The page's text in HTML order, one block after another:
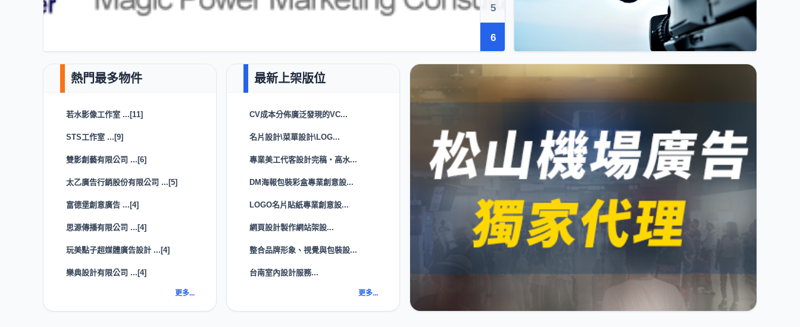
5
6
若水影像工作室 ...[11]
STS工作室 ...[9]
雙影創藝有限公司 ...[6]
太乙廣告行銷股份有限公司 ...[5]
富德堡創意廣告 ...[4]
思源傳播有限公司 ...[4]
玩美點子超媒體廣告設計 ...[4]
樂典設計有限公司 ...[4]
更多...
CV成本分佈廣泛發現的VC...
名片設計\菜單設計\LOG...
專業美工代客設計完稿‧高水...
DM海報包裝彩盒專業創意設...
LOGO名片貼紙專業創意設...
網頁設計製作網站架設...
整合品牌形象、視覺與包裝設...
台南室內設計服務...
更多...